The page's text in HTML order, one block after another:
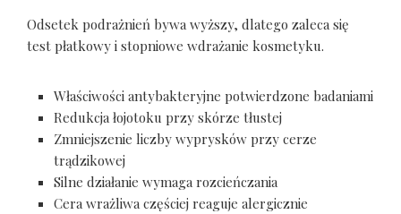
Odsetek podrażnień bywa wyższy, dlatego zaleca się
test płatkowy i stopniowe wdrażanie kosmetyku.
Właściwości antybakteryjne potwierdzone badaniami
Redukcja łojotoku przy skórze tłustej
Zmniejszenie liczby wyprysków przy cerze
trądzikowej
Silne działanie wymaga rozcieńczania
Cera wrażliwa częściej reaguje alergicznie